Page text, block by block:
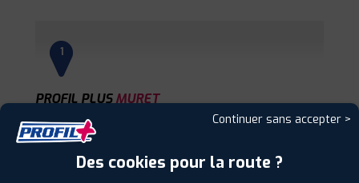
1
PROFIL PLUSMURET
31600 MURET
0561514834
HORAIRES | +D'INFOS
Continuer sans accepter >
Des cookies pour la route ?